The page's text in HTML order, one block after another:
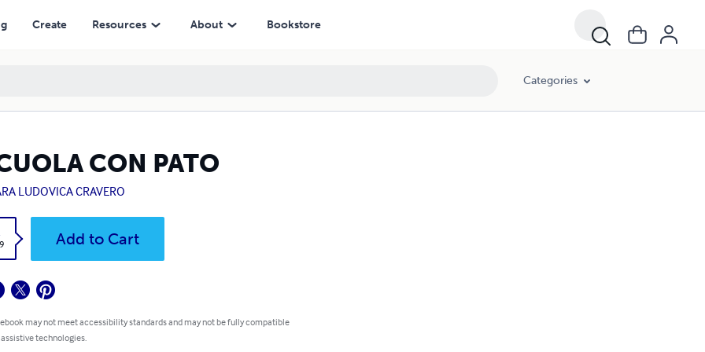
Create Resources About Bookstore
Categories
CON PATO
LUDOVICA CRAVERO
Add to Cart
may not meet accessibility standards and may not be fully compatible
technologies.